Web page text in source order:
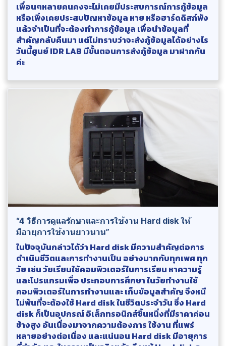
เพื่อนๆหลายคนคงจะไม่เคยมีประสบการณ์การกู้ข้อมูล
หรือเพิ่งเคยประสบปัญหาข้อมูล หาย หรือฮาร์ดดิสก์พัง
แล้วจำเป็นที่จะต้องทำการกู้ข้อมูล เพื่อนำข้อมูลที่
สำคัญกลับคืนมา แต่ไม่ทราบว่าจะส่งกู้ข้อมูลได้อย่างไร
วันนี้ศูนย์ IDR LAB มีขั้นตอนการส่งกู้ข้อมูล มาฝากกัน
ค่ะ
“4 วิธีการดูแลรักษาและการใช้งาน Hard disk ให้
มีอายุการใช้งานยาวนาน”
ในปัจจุบันกล่าวได้ว่า Hard disk มีความสำคัญต่อการ
ดำเนินชีวิตและการทำงานเป็น อย่างมากกับทุกเพศ ทุก
วัย เช่น วัยเรียนใช้คอมพิวเตอร์ในการเรียน หาความรู้
และโปรแกรมเพื่อ ประกอบการศึกษา ในวัยทำงานใช้
คอมพิวเตอร์ในการทำงานและ เก็บข้อมูลสำคัญ จึงหนี
ไม่พ้นที่จะต้องใช้ Hard disk ในชีวิตประจำวัน ซึ่ง Hard
disk ก็เป็นอุปกรณ์ อิเล็กทรอนิกส์ชิ้นหนึ่งที่มีราคาค่อน
ข้างสูง อันเนื่องมาจากความต้องการ ใช้งาน ที่แพร่
หลายอย่างต่อเนื่อง และแน่นอน Hard disk มีอายุการ